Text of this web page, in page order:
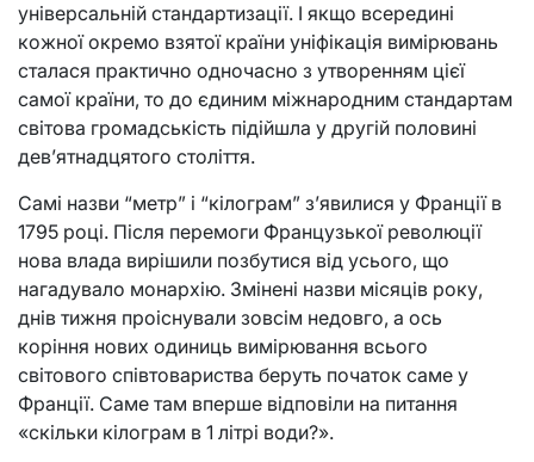
універсальній стандартизації. І якщо всередині
кожної окремо взятої країни уніфікація вимірювань
сталася практично одночасно з утворенням цієї
самої країни, то до єдиним міжнародним стандартам
світова громадськість підійшла у другій половині
дев’ятнадцятого століття.
Самі назви “метр” і “кілограм” з’явилися у Франції в
1795 році. Після перемоги Французької революції
нова влада вирішили позбутися від усього, що
нагадувало монархію. Змінені назви місяців року,
днів тижня проіснували зовсім недовго, а ось
коріння нових одиниць вимірювання всього
світового співтовариства беруть початок саме у
Франції. Саме там вперше відповіли на питання
«скільки кілограм в 1 літрі води?».